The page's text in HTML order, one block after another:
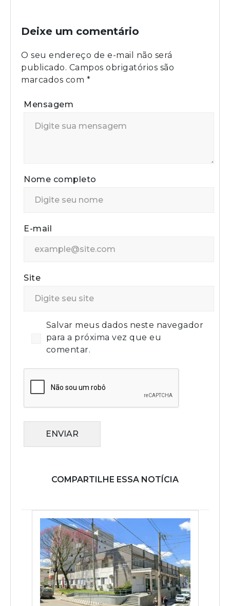
Deixe um comentário
O seu endereço de e-mail não será
publicado. Campos obrigatórios são
marcados com *
Mensagem
Nome completo
E-mail
Site
Salvar meus dados neste navegador
para a próxima vez que eu
comentar.
ENVIAR
COMPARTILHE ESSA NOTÍCIA